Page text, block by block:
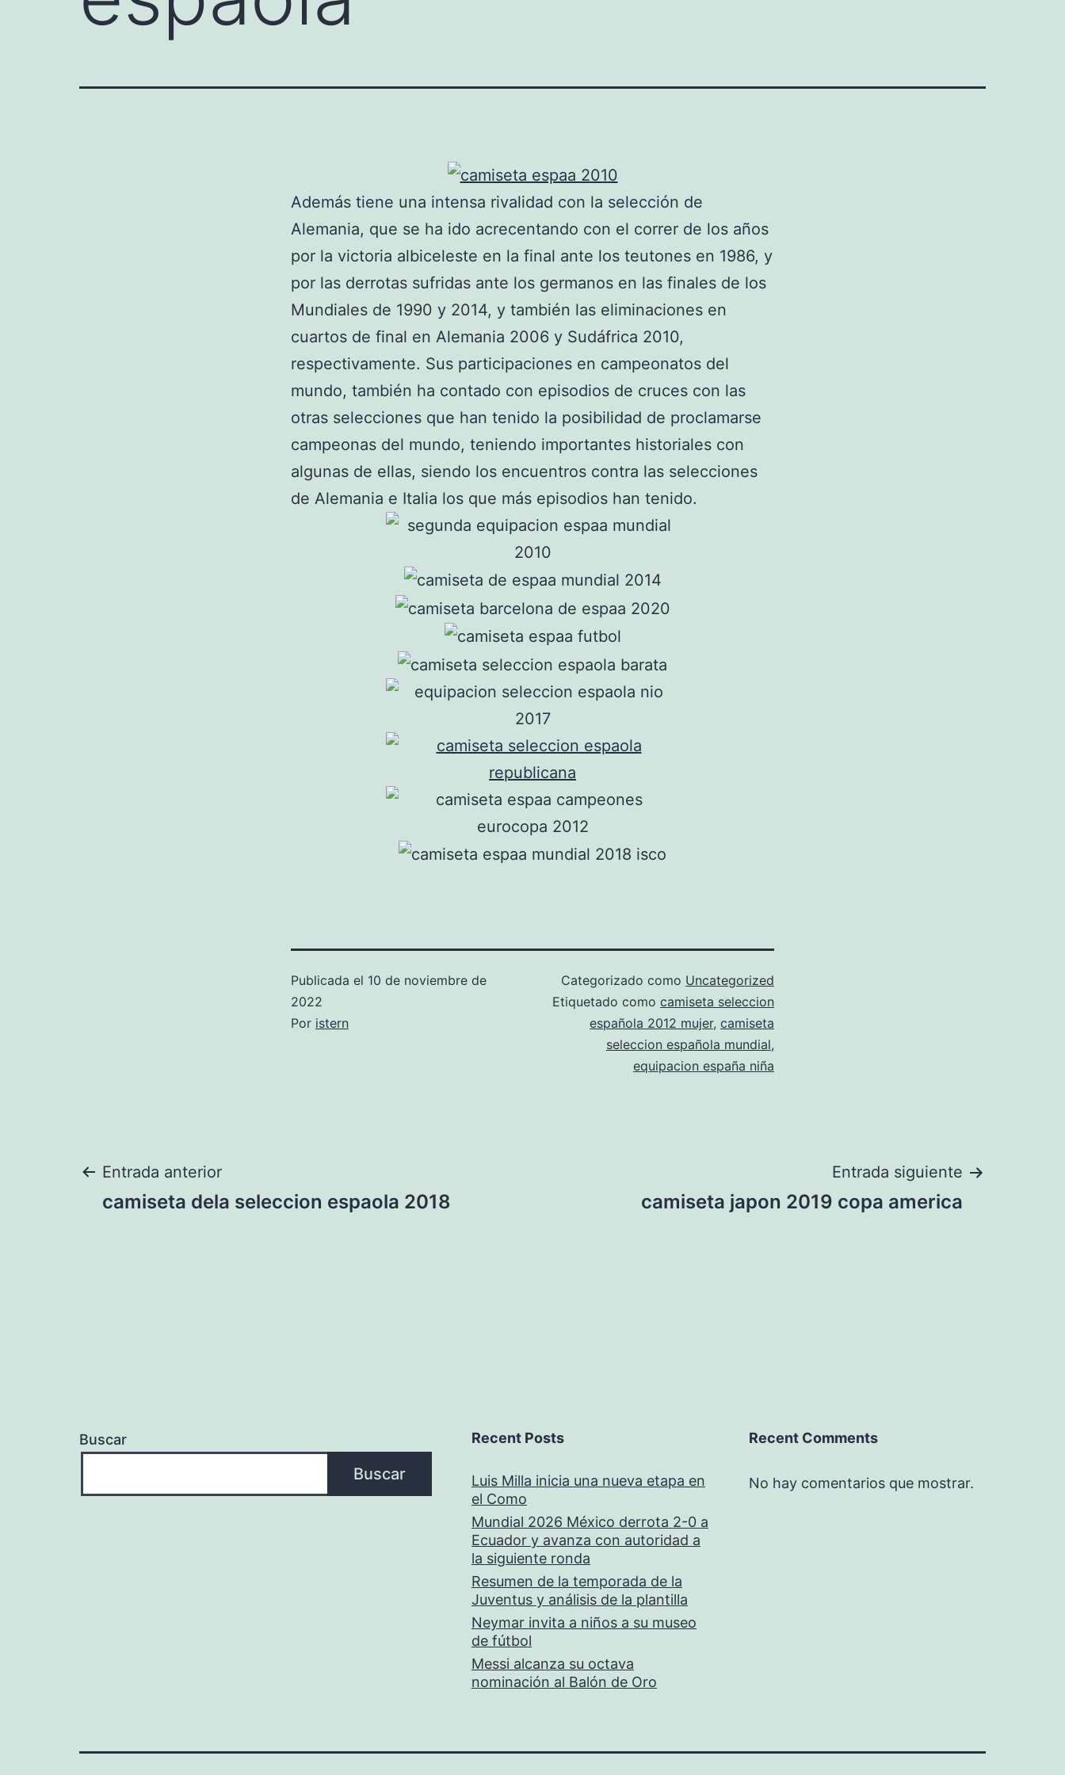
Además tiene una intensa rivalidad con la selección de
Alemania, que se ha ido acrecentando con el correr de los años
por la victoria albiceleste en la final ante los teutones en 1986, y
por las derrotas sufridas ante los germanos en las finales de los
Mundiales de 1990 y 2014, y también las eliminaciones en
cuartos de final en Alemania 2006 y Sudáfrica 2010,
respectivamente. Sus participaciones en campeonatos del
mundo, también ha contado con episodios de cruces con las
otras selecciones que han tenido la posibilidad de proclamarse
campeonas del mundo, teniendo importantes historiales con
algunas de ellas, siendo los encuentros contra las selecciones
de Alemania e Italia los que más episodios han tenido.
Publicada el 10 de noviembre de
2022
Por istern
Categorizado como Uncategorized
Etiquetado como camiseta seleccion
española 2012 mujer, camiseta
seleccion española mundial,
equipacion españa niña
Navegación
Entrada anterior
camiseta dela seleccion espaola 2018
Entrada siguiente
camiseta japon 2019 copa america
Buscar
Buscar
Recent Posts
Luis Milla inicia una nueva etapa en
el Como
Mundial 2026 México derrota 2-0 a
Ecuador y avanza con autoridad a
la siguiente ronda
Resumen de la temporada de la
Juventus y análisis de la plantilla
Neymar invita a niños a su museo
de fútbol
Messi alcanza su octava
nominación al Balón de Oro
Recent Comments
No hay comentarios que mostrar.